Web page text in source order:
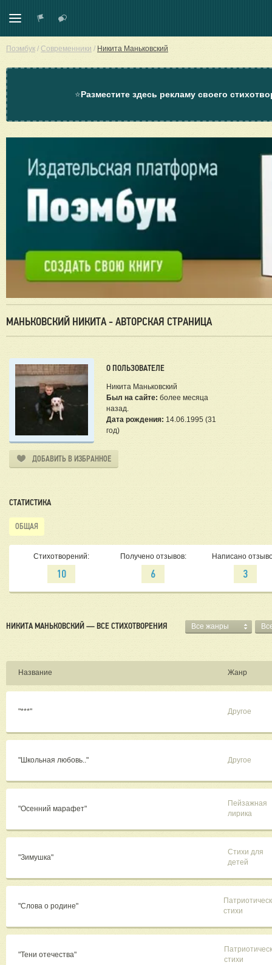
Поэмбук / Современники / Никита Маньковский
⭐Разместите здесь рекламу своего
МАНЬКОВСКИЙ НИКИТА - АВТОРСКАЯ СТРАНИЦА
О ПОЛЬЗОВАТЕЛЕ
Никита Маньковский
Был на сайте: более месяца
назад.
Дата рождения: 14.06.1995 (31
год)
ДОБАВИТЬ В ИЗБРАННОЕ
СТАТИСТИКА
ОБЩАЯ
Стихотворений:
10
Получено отзывов:
6
Написано
3
НИКИТА МАНЬКОВСКИЙ — ВСЕ СТИХОТВОРЕНИЯ Все жанры
Название Жанр
"***" Другое
"Школьная любовь.." Другое
"Осенний марафет"
Пейзажная
лирика
"Зимушка"
Стихи для
детей
"Слова о родине"
стихи
"Тени отечества"
стихи